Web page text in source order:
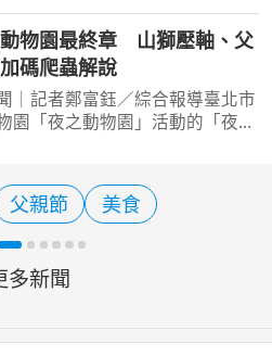
旅遊經 洪書瑱報導】 喜歡熱氣
的民眾，若錯過8月20日前東台
行的台灣國際熱氣
物園最終章 山獅壓軸、父
碼爬蟲解說
｜記者鄭富鈺／綜合報導臺北市
園「夜之動物園」活動的「夜貓
Talk將於18:30溫帶動物
戶外活動場前
父親節 美食
多新聞